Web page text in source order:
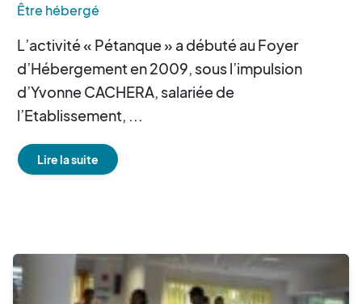
Être hébergé
L’activité « Pétanque » a débuté au Foyer
d’Hébergement en 2009, sous l’impulsion
d’Yvonne CACHERA, salariée de
l’Etablissement, ...
Lire la suite